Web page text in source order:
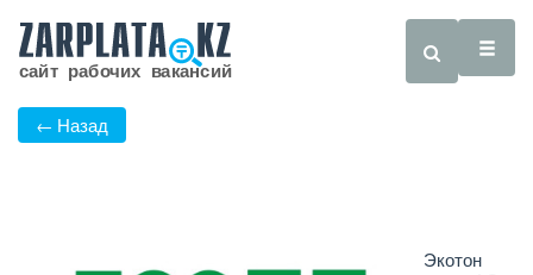
← Назад
Экотон